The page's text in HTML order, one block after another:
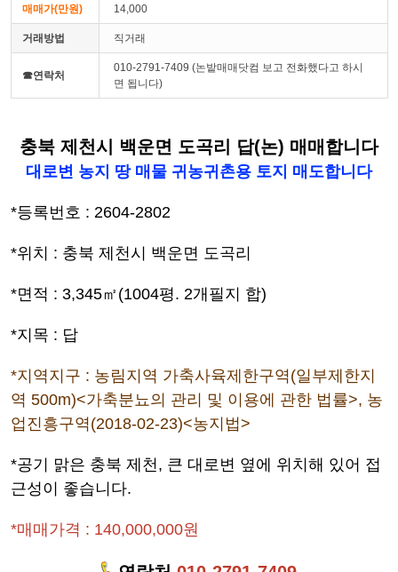
매매가(만원) 14,000
거래방법 직거래
☎연락처
010-2791-7409 (논밭매매닷컴 보고 전화했다고 하시
면 됩니다)
충북 제천시 백운면 도곡리 답(논) 매매합니다
대로변 농지 땅 매물 귀농귀촌용 토지 매도합니다
*등록번호 : 2604-2802
*위치 : 충북 제천시 백운면 도곡리
*면적 : 3,345㎡(1004평. 2개필지 합)
*지목 : 답
*지역지구 : 농림지역 가축사육제한구역(일부제한지
역 500m)<가축분뇨의 관리 및 이용에 관한 법률>, 농
업진흥구역(2018-02-23)<농지법>
*공기 맑은 충북 제천, 큰 대로변 옆에 위치해 있어 접
근성이 좋습니다.
*매매가격 : 140,000,000원